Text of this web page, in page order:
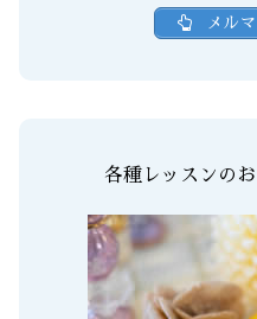
メル
各種レッスンの